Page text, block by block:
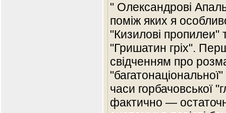
" Олександрові
поміж яких я
"Кизилові пропилеи"
"Гришатин гріх".
свідченням про
"багатонаціональної"
часи горбачовської
фактично —